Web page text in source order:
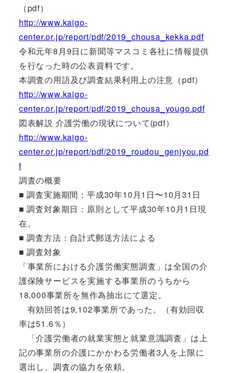
（pdf）
http://www.kaigo-
center.or.jp/report/pdf/2019_chousa_kekka.pdf
令和元年8月9日に新聞等マスコミ各社に情報提供
を行なった時の公表資料です。
本調査の用語及び調査結果利用上の注意（pdf）
http://www.kaigo-
center.or.jp/report/pdf/2019_chousa_yougo.pdf
図表解説 介護労働の現状について(pdf）
http://www.kaigo-
center.or.jp/report/pdf/2019_roudou_genjyou.pd
f
調査の概要
■ 調査実施期間：平成30年10月1日〜10月31日
■ 調査対象期日：原則として平成30年10月1日現
在。
■ 調査方法：自計式郵送方法による
■ 調査対象
「事業所における介護労働実態調査」は全国の介
護保険サービスを実施する事業所のうちから
18,000事業所を無作為抽出にて選定。
有効回答は9,102事業所であった。（有効回収
率は51.6％）
「介護労働者の就業実態と就業意識調査」は上
記の事業所の介護にかかわる労働者3人を上限に
選出し、調査の協力を依頼。